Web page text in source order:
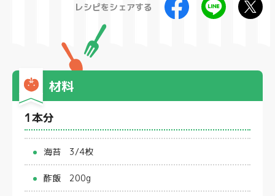
レシピをシェアする
材料
1本分
海苔 3/4枚
酢飯 200g